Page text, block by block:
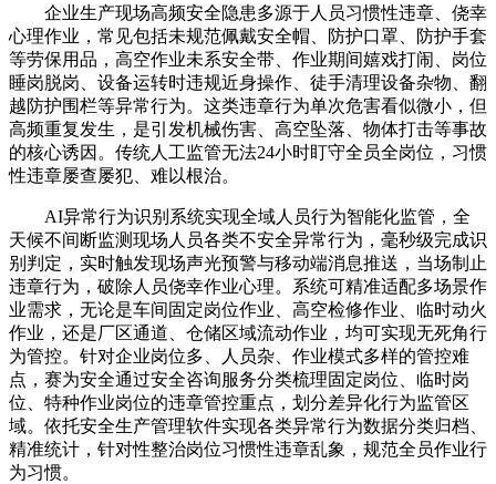
企业生产现场高频安全隐患多源于人员习惯性违章、侥幸
心理作业，常见包括未规范佩戴安全帽、防护口罩、防护手套
等劳保用品，高空作业未系安全带、作业期间嬉戏打闹、岗位
睡岗脱岗、设备运转时违规近身操作、徒手清理设备杂物、翻
越防护围栏等异常行为。这类违章行为单次危害看似微小，但
高频重复发生，是引发机械伤害、高空坠落、物体打击等事故
的核心诱因。传统人工监管无法24小时盯守全员全岗位，习惯
性违章屡查屡犯、难以根治。
AI异常行为识别系统实现全域人员行为智能化监管，全
天候不间断监测现场人员各类不安全异常行为，毫秒级完成识
别判定，实时触发现场声光预警与移动端消息推送，当场制止
违章行为，破除人员侥幸作业心理。系统可精准适配多场景作
业需求，无论是车间固定岗位作业、高空检修作业、临时动火
作业，还是厂区通道、仓储区域流动作业，均可实现无死角行
为管控。针对企业岗位多、人员杂、作业模式多样的管控难
点，赛为安全通过安全咨询服务分类梳理固定岗位、临时岗
位、特种作业岗位的违章管控重点，划分差异化行为监管区
域。依托安全生产管理软件实现各类异常行为数据分类归档、
精准统计，针对性整治岗位习惯性违章乱象，规范全员作业行
为习惯。